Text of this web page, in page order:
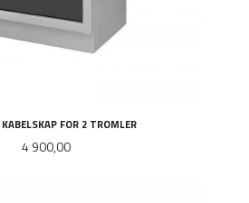
KABELSKAP FOR 2 TROMLER
Pris
4 900,00